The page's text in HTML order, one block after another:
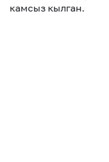
камсыз кылган.